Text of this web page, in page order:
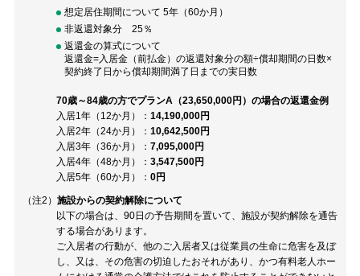
想定居住期間について 5年（60か月）
非返還対象分 25％
返還金の算式について
返還金=入居金（前払金）の返還対象分の額÷償却期間の日数×
契約終了日から償却期間満了日までの実日数
70歳～84歳の方でプランA（23,650,000円）の場合の返還金例
入居1年（12か月）： 14,190,000円
入居2年（24か月）： 10,642,500円
入居3年（36か月）： 7,095,000円
入居4年（48か月）： 3,547,500円
入居5年（60か月）： 0円
（注2） 施設からの契約解除について
以下の場合は、90日の予告期間を置いて、施設が契約解除を通告
する場合があります。
ご入居者の行動が、他のご入居者又は従業員の生命に危害を及ぼ
し、又は、その危害の切迫したおそれがあり、かつ有料老人ホー